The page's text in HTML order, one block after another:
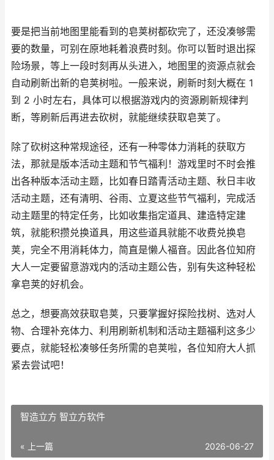
要是把当前地图里能看到的皂荚树都砍完了，还没凑够需
要的数量，可别在原地耗着浪费时刻。你可以暂时退出探
险场景，等上一段时刻再从头进入，地图里的资源点就会
自动刷新出新的皂荚树啦。一般来说，刷新时刻大概在 1
到 2 小时左右，具体可以根据游戏内的资源刷新规律判
断，等刷新后再进去砍树，就能继续获取皂荚了。
除了砍树这种常规途径，还有一种零体力消耗的获取方
法，那就是版本活动主题和节气福利！游戏里时不时会推
出各种版本活动主题，比如春日踏青活动主题、秋日丰收
活动主题，还有清明、谷雨、立夏这些节气福利，完成活
动主题里的特定任务，比如收集指定道具、建造特定建
筑，就能积攒兑换道具，用这些道具就能不收费兑换皂
荚，完全不用消耗体力，简直是懒人福音。因此各位知府
大人一定要留意游戏内的活动主题公告，别有失这种轻松
拿皂荚的好机会。
总之，想要高效获取皂荚，只要掌握好探险找树、选对人
物、合理补充体力、利用刷新机制和活动主题福利这多少
要点，就能轻松凑够任务所需的皂荚啦，各位知府大人抓
紧去尝试吧！
智造立方 智立方软件
« 上一篇 2026-06-27